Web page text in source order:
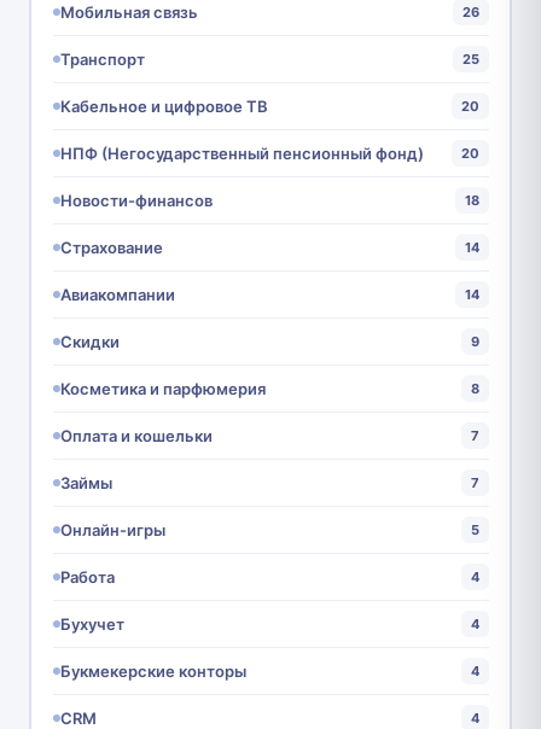
Мобильная связь 26
Транспорт 25
Кабельное и цифровое ТВ 20
НПФ (Негосударственный пенсионный фонд) 20
Новости-финансов 18
Страхование 14
Авиакомпании 14
Скидки 9
Косметика и парфюмерия 8
Оплата и кошельки 7
Займы 7
Онлайн-игры 5
Работа 4
Бухучет 4
Букмекерские конторы 4
CRM 4